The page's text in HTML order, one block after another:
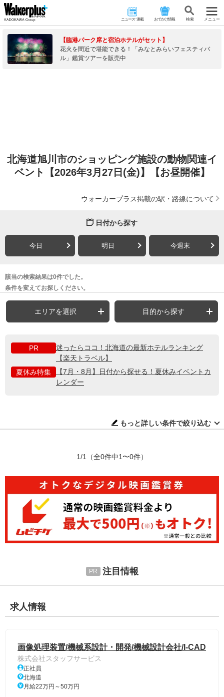
ニュース･連載 おでかけ情報 検 索 メニュー
【臨港パーク席と宿泊ホテルがセット】
花火を間近で堪能できる！「みなとみらいフェスティバ
ル」鑑賞ツアーを販売中
北海道旭川市のショッピング施設の動物関連イ
ベント【2026年3月27日(金)】【お昼開催】
ウォーカープラス掲載の駅・路線について
日付から探す
今日 明日 今週末
該当の検索結果は0件でした。
条件を変えてお探しください。
エリアを選択 目的から探す
PR
迷ったらココ！北海道の最新ホテルランキング
【楽天トラベル】
夏休み特集
【7月・8月】日付から探せる！夏休みイベントカ
レンダー
もっと詳しい条件で絞り込む
1/1 （全0件中1〜0件）
注目情報
求人情報
画像処理装置/機械系設計・開発/機械設計会社/I-CAD
株式会社スタッフサービス
正社員
北海道
月給22万円～50万円